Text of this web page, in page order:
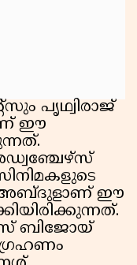
പൃഥ്വിരാജ്
ഈ
അബ്ദുളാണ് ഈ
ബിജോയ്